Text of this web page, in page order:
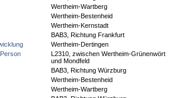
Wertheim-Wartberg
Wertheim-Bestenheid
Wertheim-Kernstadt
BAB3, Richtung Frankfurt
Wertheim-Dertingen
L2310, zwischen Wertheim-Grünenwört
und Mondfeld
BAB3, Richtung Würzburg
Wertheim-Bestenheid
Wertheim-Wartberg